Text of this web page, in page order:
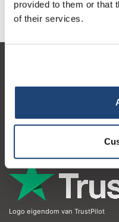
provided to them or that
of their services.
Informatie
Contactgegevens
Logo eigendom van TrustPilot